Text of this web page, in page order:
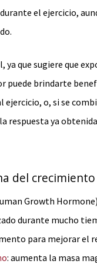
el ejercicio,
ya que sugiere que
puede brindarte
ejercicio, o, si se
respuesta ya
del
Growth
durante mucho
para mejorar el
: aumenta la masa